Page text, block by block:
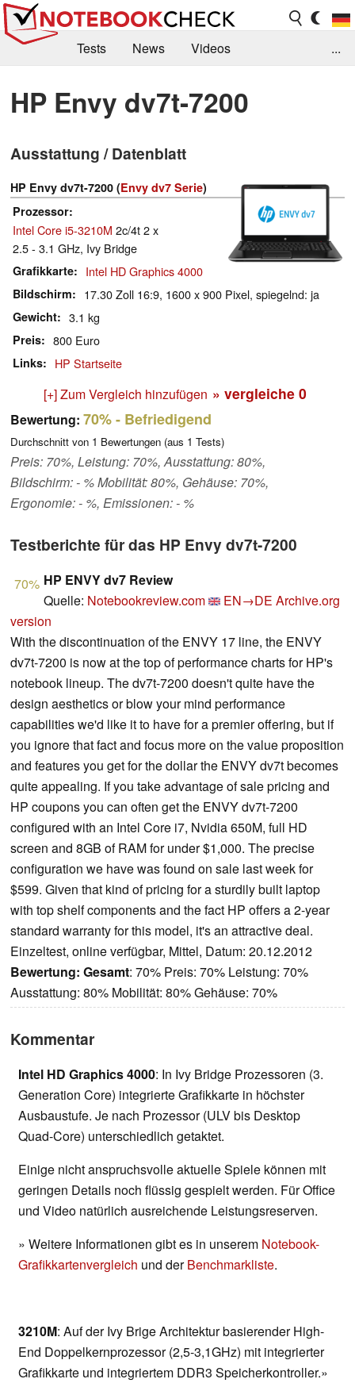
Tests News
Videos
Kaufberatung
Deals Suche
Jobs
Forum
...
HP Envy dv7t-7200
Ausstattung / Datenblatt
HP Envy dv7t-7200 (Envy dv7 Serie)
Prozessor
Intel Core i5-3210M 2c/4t 2 x
2.5 - 3.1 GHz, Ivy Bridge
Grafikkarte Intel HD Graphics 4000
Bildschirm 17.30 Zoll 16:9, 1600 x 900 Pixel, spiegelnd: ja
Gewicht 3.1 kg
Preis 800 Euro
Links HP Startseite
[+] Zum Vergleich hinzufügen » vergleiche 0
Bewertung: 70%- Befriedigend
Durchschnitt von 1 Bewertungen (aus 1 Tests)
Preis: 70%, Leistung: 70%, Ausstattung: 80%,
Bildschirm: - % Mobilität: 80%, Gehäuse: 70%,
Ergonomie: - %, Emissionen: - %
Testberichte für das HP Envy dv7t-7200
70% HP ENVY dv7 Review
Quelle: Notebookreview.com EN→DE Archive.org
version
With the discontinuation of the ENVY 17 line, the ENVY
dv7t-7200 is now at the top of performance charts for HP's
notebook lineup. The dv7t-7200 doesn't quite have the
design aesthetics or blow your mind performance
capabilities we'd like it to have for a premier offering, but if
you ignore that fact and focus more on the value proposition
and features you get for the dollar the ENVY dv7t becomes
quite appealing. If you take advantage of sale pricing and
HP coupons you can often get the ENVY dv7t-7200
configured with an Intel Core i7, Nvidia 650M, full HD
screen and 8GB of RAM for under $1,000. The precise
configuration we have was found on sale last week for
$599. Given that kind of pricing for a sturdily built laptop
with top shelf components and the fact HP offers a 2-year
standard warranty for this model, it's an attractive deal.
Einzeltest, online verfügbar, Mittel, Datum: 20.12.2012
Bewertung: Gesamt: 70% Preis: 70% Leistung: 70%
Ausstattung: 80% Mobilität: 80% Gehäuse: 70%
Kommentar
Intel HD Graphics 4000: In Ivy Bridge Prozessoren (3.
Generation Core) integrierte Grafikkarte in höchster
Ausbaustufe. Je nach Prozessor (ULV bis Desktop
Quad-Core) unterschiedlich getaktet.
Einige nicht anspruchsvolle aktuelle Spiele können mit
geringen Details noch flüssig gespielt werden. Für Office
und Video natürlich ausreichende Leistungsreserven.
» Weitere Informationen gibt es in unserem Notebook-
Grafikkartenvergleich und derBenchmarkliste.
3210M: Auf der Ivy Brige Architektur basierender High-
End Doppelkernprozessor (2,5-3,1GHz) mit integrierter
Grafikkarte und integriertem DDR3 Speicherkontroller.»